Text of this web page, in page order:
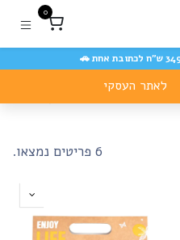
0
הצג הכל
6 פריטים נמצאו.
לאתר העסקי